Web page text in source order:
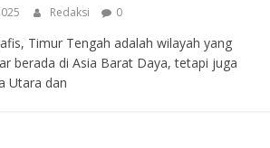
Redaksi 0
Timur Tengah adalah wilayah yang
berada di Asia Barat Daya, tetapi juga
Utara dan